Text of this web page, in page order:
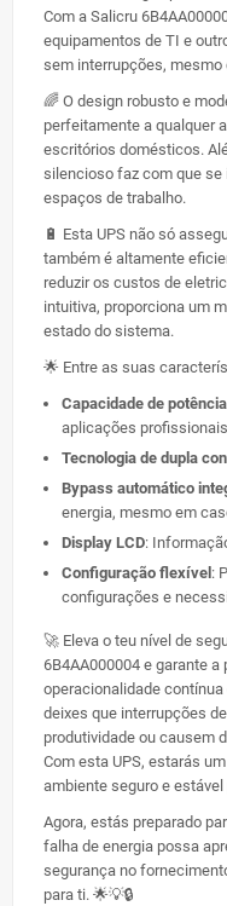
Com a Salicru
equipamentos de TI e
sem interrupções,
🌈 O design robusto e
perfeitamente a qualquer
escritórios domésticos.
silencioso faz com que se
espaços de trabalho.
🔋 Esta UPS não só
também é altamente
reduzir os custos de
intuitiva, proporciona um
estado do sistema.
🌟 Entre as suas
Capacidade de
aplicações
Tecnologia de dupla
Bypass automático
energia, mesmo em
Display LCD:
Configuração flexível :
configurações e
🚀 Eleva o teu nível de
6B4AA000004 e garante
operacionalidade
deixes que interrupções
produtividade ou causem
Com esta UPS, estarás
ambiente seguro e
Agora, estás preparado
falha de energia possa
segurança no
para ti. 🌟💡🔒